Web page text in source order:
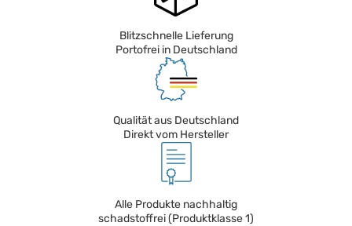
Blitzschnelle Lieferung
Portofrei in Deutschland
Qualität aus Deutschland
Direkt vom Hersteller
Alle Produkte nachhaltig
schadstoffrei (Produktklasse 1)